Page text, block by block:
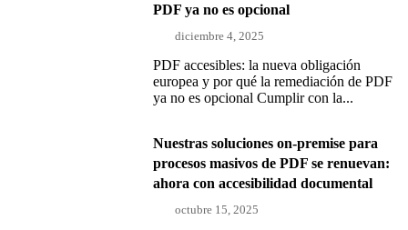
PDF ya no es opcional
diciembre 4, 2025
PDF accesibles: la nueva obligación
europea y por qué la remediación de PDF
ya no es opcional Cumplir con la...
Nuestras soluciones on-premise para
procesos masivos de PDF se renuevan:
ahora con accesibilidad documental
octubre 15, 2025